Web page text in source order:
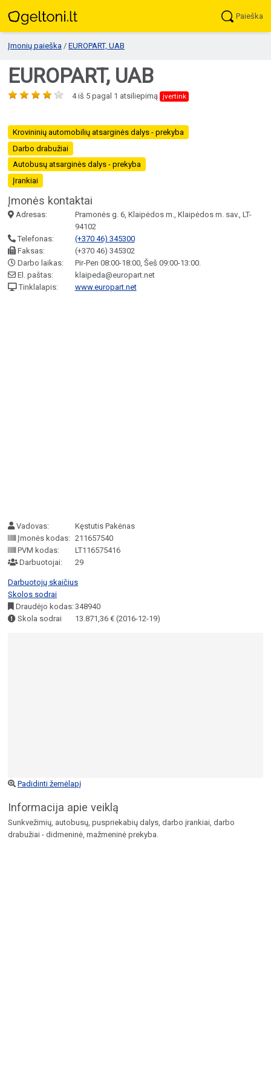
Paieška
Įmonių paieška / EUROPART, UAB
EUROPART, UAB
4iš 5 pagal 1 atsiliepimą įvertink
Krovininių automobilių atsarginės dalys - prekyba
Darbo drabužiai
Autobusų atsarginės dalys - prekyba
Įrankiai
Įmonės kontaktai
Adresas:
Pramonės g. 6, Klaipėdos m., Klaipėdos m. sav., LT-
94102
Telefonas:
(+370 46) 345300
Faksas:
(+370 46) 345302
Darbo laikas:
Pir-Pen 08:00-18:00, Šeš 09:00-13:00.
El. paštas:
klaipeda@europart.net
Tinklalapis:
www.europart.net
Vadovas:
Kęstutis Pakėnas
Įmonės kodas: 211657540
PVM kodas:
LT116575416
Darbuotojai:
29
Darbuotojų skaičius
Skolos sodrai
Draudėjo kodas:348940
Skola sodrai
13.871,36 € (2016-12-19)
Padidinti žemėlapį
Informacija apie veiklą
Sunkvežimių, autobusų, puspriekabių dalys, darbo įrankiai, darbo
drabužiai - didmeninė, mažmeninė prekyba.